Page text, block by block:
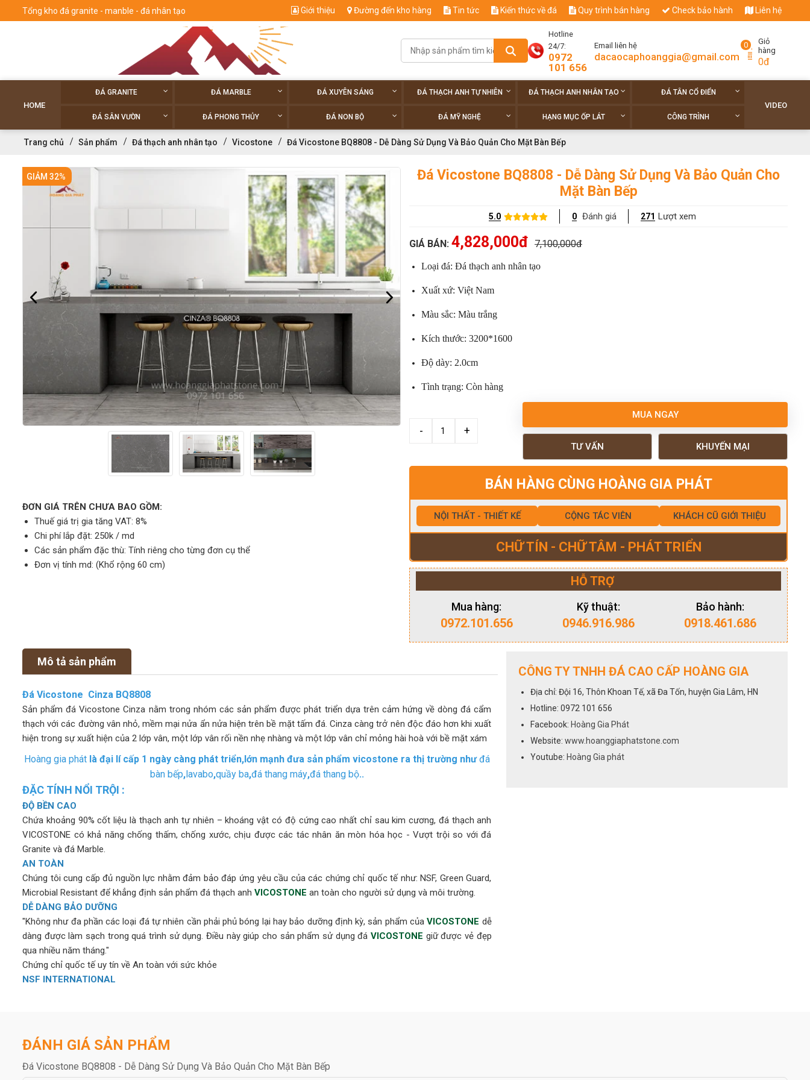
Tổng kho đá granite - manble - đá nhân tạo Giới thiệu Đường đến kho hàng Tin tức Kiến thức về đá Quy trình bán hàng Check bảo hành Liên hệ
Hotline
24/7:
0972
101 656
Email liên hệ
dacaocaphoanggia@gmail.com
0
Giỏ
hàng
0đ
HOME
ĐÁ GRANITE ĐÁ MARBLE ĐÁ XUYÊN SÁNG ĐÁ THẠCH ANH TỰ NHIÊN ĐÁ THẠCH ANH NHÂN TẠO ĐÁ TÂN CỔ ĐIỂN
ĐÁ SÂN VƯỜN ĐÁ PHONG THỦY ĐÁ NON BỘ ĐÁ MỸ NGHỆ HẠNG MỤC ỐP LÁT CÔNG TRÌNH
VIDEO
Trang chủ Sản phẩm Đá thạch anh nhân tạo Vicostone Đá Vicostone BQ8808 - Dễ Dàng Sử Dụng Và Bảo Quản Cho Mặt Bàn Bếp
GIẢM 32%
ĐƠN GIÁ TRÊN CHƯA BAO GỒM:
Thuế giá trị gia tăng VAT: 8%
Chi phí lắp đặt: 250k / md
Các sản phẩm đặc thù: Tính riêng cho từng đơn cụ thể
Đơn vị tính md: (Khổ rộng 60 cm)
Đá Vicostone BQ8808 - Dễ Dàng Sử Dụng Và Bảo Quản Cho
Mặt Bàn Bếp
5.0 0 Đánh giá 271 Lượt xem
GIÁ BÁN: 4,828,000đ 7,100,000đ
Loại đá: Đá thạch anh nhân tạo
Xuất xứ: Việt Nam
Màu sắc: Màu trắng
Kích thước: 3200*1600
Độ dày: 2.0cm
Tình trạng: Còn hàng
MUA NGAY
TƯ VẤN KHUYẾN MẠI
BÁN HÀNG CÙNG HOÀNG GIA PHÁT
NỘI THẤT - THIẾT KẾ CỘNG TÁC VIÊN KHÁCH CŨ GIỚI THIỆU
CHỮ TÍN - CHỮ TÂM - PHÁT TRIỂN
HỖ TRỢ
Mua hàng:
0972.101.656
Kỹ thuật:
0946.916.986
Bảo hành:
0918.461.686
Mô tả sản phẩm
Đá Vicostone Cinza BQ8808
Sản phẩm đá Vicostone Cinza nằm trong nhóm các sản phẩm được phát triển dựa trên cảm hứng về dòng đá cẩm
thạch với các đường vân nhỏ, mềm mại nửa ẩn nửa hiện trên bề mặt tấm đá. Cinza càng trở nên độc đáo hơn khi xuất
hiện trong sự xuất hiện của 2 lớp vân, một lớp vân rối nền nhẹ nhàng và một lớp vân chỉ mỏng hài hoà với bề mặt xám
Hoàng gia phátlà đại lí cấp 1 ngày càng phát triển,lớn mạnh đưa sản phẩm vicostone ra thị trường nhưđá
bàn bếp,lavabo,quầy ba,đá thang máy,đá thang bộ..
ĐẶC TÍNH NỔI TRỘI :
ĐỘ BỀN CAO
Chứa khoảng 90% cốt liệu là thạch anh tự nhiên – khoáng vật có độ cứng cao nhất chỉ sau kim cương, đá thạch anh
VICOSTONE có khả năng chống thấm, chống xước, chịu được các tác nhân ăn mòn hóa học - Vượt trội so với đá
Granite và đá Marble.
AN TOÀN
Chúng tôi cung cấp đủ nguồn lực nhằm đảm bảo đáp ứng yêu cầu của các chứng chỉ quốc tế như: NSF, Green Guard,
Microbial Resistant để khẳng định sản phẩm đá thạch anh VICOSTONE an toàn cho người sử dụng và môi trường.
DỄ DÀNG BẢO DƯỠNG
"Không như đa phần các loại đá tự nhiên cần phải phủ bóng lại hay bảo dưỡng định kỳ, sản phẩm củaVICOSTONE dễ
dàng được làm sạch trong quá trình sử dụng. Điều này giúp cho sản phẩm sử dụng đá VICOSTONE giữ được vẻ đẹp
qua nhiều năm tháng."
Chứng chỉ quốc tế uy tín về An toàn với sức khỏe
NSF INTERNATIONAL
GREENGUARD & GREENGUARD GOLD
Tất cả các sản phẩm của VICOSTONE
rằng Đá Vicostone đáp ứng yêu cầu khắt khe nhất của tiêu chuẩn khí thải trong nhà. Tiêu chuẩn GREENGUARD Gold
CÔNG TY TNHH ĐÁ CAO CẤP HOÀNG GIA
Địa chỉ: Đội 16, Thôn Khoan Tế, xã Đa Tốn, huyện Gia Lâm, HN
Hotline: 0972 101 656
Facebook: Hoàng Gia Phát
Website: www.hoanggiaphatstone.com
Youtube: Hoàng Gia phát
ĐÁNH GIÁ SẢN PHẨM
Đá Vicostone BQ8808 - Dễ Dàng Sử Dụng Và Bảo Quản Cho Mặt Bàn Bếp